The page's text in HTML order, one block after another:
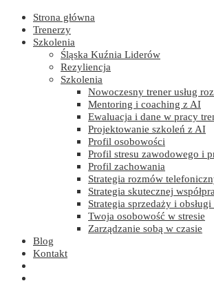
Strona główna
Trenerzy
Szkolenia
Śląska Kuźnia Liderów
Rezyliencja
Szkolenia
Nowoczesny trener usług
Mentoring i coaching z AI
Ewaluacja i dane w pracy
Projektowanie szkoleń z AI
Profil osobowości
Profil stresu zawodowego i
Profil zachowania
Strategia rozmów
Strategia skutecznej
Strategia sprzedaży i
Twoja osobowość w stresie
Zarządzanie sobą w czasie
Blog
Kontakt